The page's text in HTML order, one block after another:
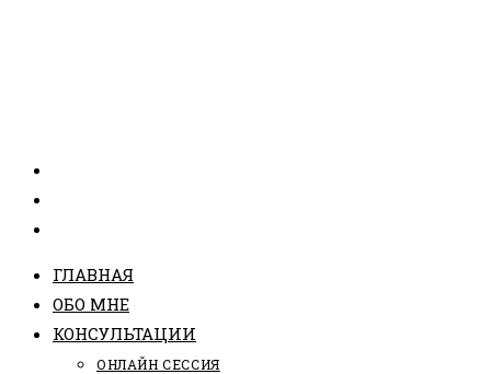
ГЛАВНАЯ
ОБО МНЕ
КОНСУЛЬТАЦИИ
ОНЛАЙН СЕССИЯ